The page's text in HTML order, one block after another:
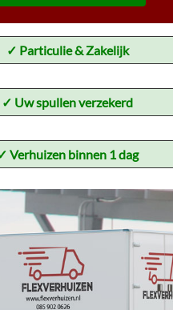
✓ Particulie & Zakelijk
✓ Uw spullen verzekerd
Verhuizen binnen 1 dag